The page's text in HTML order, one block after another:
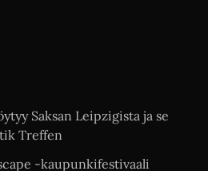
Saksan Leipzigista ja se
Treffen
-kaupunkifestivaali